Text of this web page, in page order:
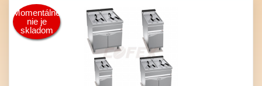
Momentálne
nie je
skladom